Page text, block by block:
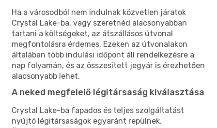
Ha a városodból nem indulnak közvetlen járatok
Crystal Lake-ba, vagy szeretnéd alacsonyabban
tartani a költségeket, az átszállásos útvonal
megfontolásra érdemes. Ezeken az útvonalakon
általában több indulási időpont áll rendelkezésre a
nap folyamán, és az összesített jegyár is érezhetően
alacsonyabb lehet.
A neked megfelelő légitársaság kiválasztása
Crystal Lake-ba fapados és teljes szolgáltatást
nyújtó légitársaságok egyaránt repülnek.